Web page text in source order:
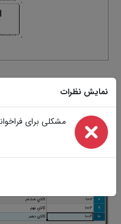
نمایش نظرات
مشکلی برای